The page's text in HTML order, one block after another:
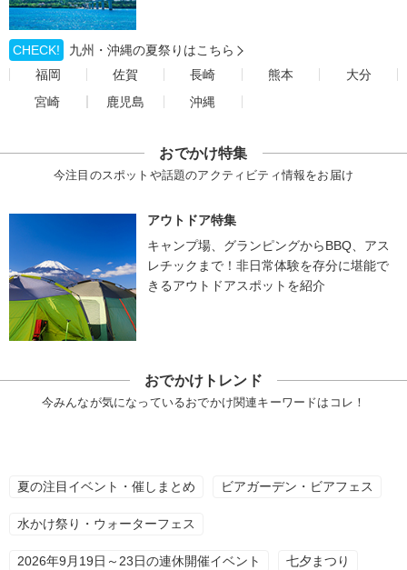
CHECK!
九州・沖縄の夏祭りはこちら
福岡
佐賀 長崎 熊本
大分
宮崎
鹿児島 沖縄
おでかけ特集
今注目のスポットや話題のアクティビティ情報をお届け
アウトドア特集
キャンプ場、グランピングからBBQ、アス
レチックまで！非日常体験を存分に堪能で
きるアウトドアスポットを紹介
おでかけトレンド
今みんなが気になっているおでかけ関連キーワードはコレ！
夏の注目イベント・催しまとめ ビアガーデン・ビアフェス
水かけ祭り・ウォーターフェス
2026年9月19日～23日の連休開催イベント 七夕まつり